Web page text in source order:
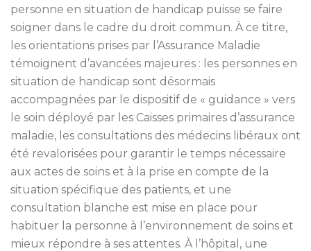
personne en situation de handicap puisse se faire
soigner dans le cadre du droit commun. À ce titre,
les orientations prises par l’Assurance Maladie
témoignent d’avancées majeures : les personnes en
situation de handicap sont désormais
accompagnées par le dispositif de « guidance » vers
le soin déployé par les Caisses primaires d’assurance
maladie, les consultations des médecins libéraux ont
été revalorisées pour garantir le temps nécessaire
aux actes de soins et à la prise en compte de la
situation spécifique des patients, et une
consultation blanche est mise en place pour
habituer la personne à l’environnement de soins et
mieux répondre à ses attentes. À l’hôpital, une